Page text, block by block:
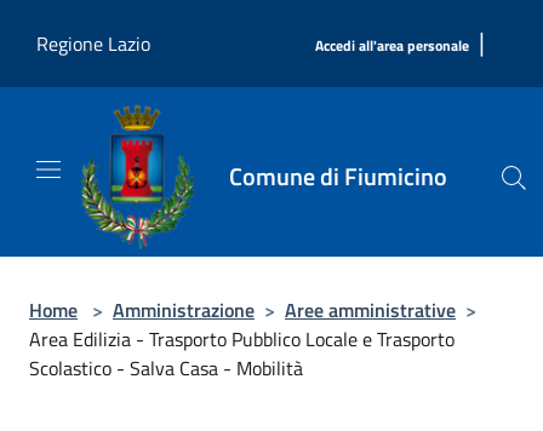
Regione Lazio
Accedi all'area personale |
Comune di Fiumicino
Home > Amministrazione > Aree amministrative >
Area Edilizia - Trasporto Pubblico Locale e Trasporto
Scolastico - Salva Casa - Mobilità